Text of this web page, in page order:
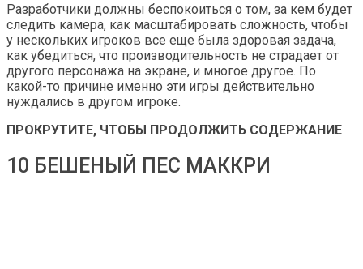
Разработчики должны беспокоиться о том, за кем будет
следить камера, как масштабировать сложность, чтобы
у нескольких игроков все еще была здоровая задача,
как убедиться, что производительность не страдает от
другого персонажа на экране, и многое другое. По
какой-то причине именно эти игры действительно
нуждались в другом игроке.
ПРОКРУТИТЕ, ЧТОБЫ ПРОДОЛЖИТЬ СОДЕРЖАНИЕ
10 БЕШЕНЫЙ ПЕС МАККРИ